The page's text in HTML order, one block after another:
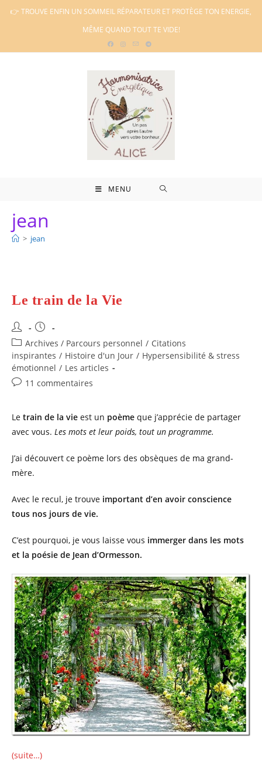
Skip👉 TROUVE ENFIN UN SOMMEIL RÉPARATEUR ET PROTÈGE TON ENERGIE,
MÊME QUAND TOUT TE VIDE!
MENU
jean
> jean
Le train de la Vie
Auteur/autrice
de
la
publication :
Publication
publiée :
Post
category:
Archives / Parcours personnel / Citations
inspirantes / Histoire d'un Jour / Hypersensibilité & stress
émotionnel / Les articles
Commentaires
publication :
11 commentaires
Le train de la vie est un poème que j’apprécie de partager
avec vous. Les mots et leur poids, tout un programme.
J’ai découvert ce poème lors des obsèques de ma grand-
mère.
Avec le recul, je trouve important d’en avoir conscience
tous nos jours de vie.
C’est pourquoi, je vous laisse vous immerger dans les mots
et la poésie de Jean d’Ormesson.
(suite…)